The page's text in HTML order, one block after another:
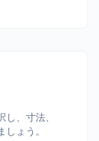
、寸法、
ょう。